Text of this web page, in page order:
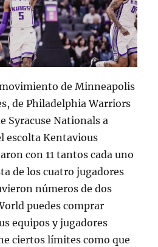
de Minneapolis
de Philadelphia Warriors
Syracuse Nationals a
escolta Kentavious
con 11 tantos cada uno
de los cuatro jugadores
números de dos
puedes comprar
equipos y jugadores
ciertos límites como que